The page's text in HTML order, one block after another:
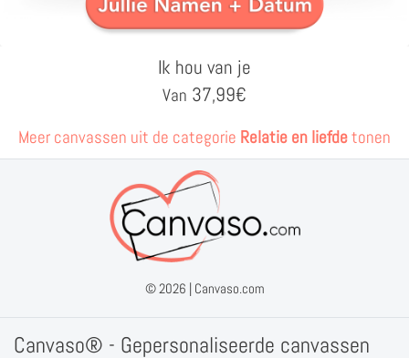
Ik hou van je
Van 37,99€
Meer canvassen uit de categorie Relatie en liefdetonen
© 2026 | Canvaso.com
Canvaso® - Gepersonaliseerde canvassen